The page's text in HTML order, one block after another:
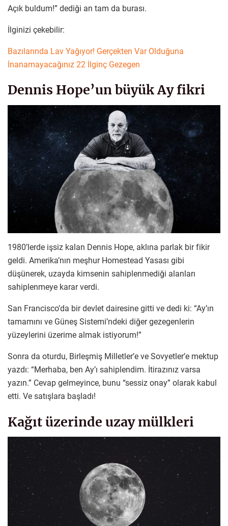
Açık buldum!” dediği an tam da burası.
İlginizi çekebilir:
Bazılarında Lav Yağıyor! Gerçekten Var Olduğuna
İnanamayacağınız 22 İlginç Gezegen
Dennis Hope’un büyük Ay fikri
1980’lerde işsiz kalan Dennis Hope, aklına parlak bir fikir
geldi. Amerika’nın meşhur Homestead Yasası gibi
düşünerek, uzayda kimsenin sahiplenmediği alanları
sahiplenmeye karar verdi.
San Francisco’da bir devlet dairesine gitti ve dedi ki: “Ay’ın
tamamını ve Güneş Sistemi’ndeki diğer gezegenlerin
yüzeylerini üzerime almak istiyorum!”
Sonra da oturdu, Birleşmiş Milletler’e ve Sovyetler’e mektup
yazdı: “Merhaba, ben Ay’ı sahiplendim. İtirazınız varsa
yazın.” Cevap gelmeyince, bunu “sessiz onay” olarak kabul
etti. Ve satışlara başladı!
Kağıt üzerinde uzay mülkleri